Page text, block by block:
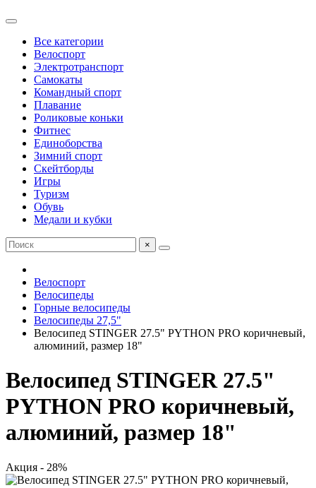
Все категории
Велоспорт
Электротранспорт
Самокаты
Командный спорт
Плавание
Роликовые коньки
Фитнес
Единоборства
Зимний спорт
Скейтборды
Игры
Туризм
Обувь
Медали и кубки
×
Велоспорт
Велосипеды
Горные велосипеды
Велосипеды 27,5"
Велосипед STINGER 27.5" PYTHON PRO коричневый,
алюминий, размер 18"
Велосипед STINGER 27.5"
PYTHON PRO коричневый,
алюминий, размер 18"
Акция - 28%